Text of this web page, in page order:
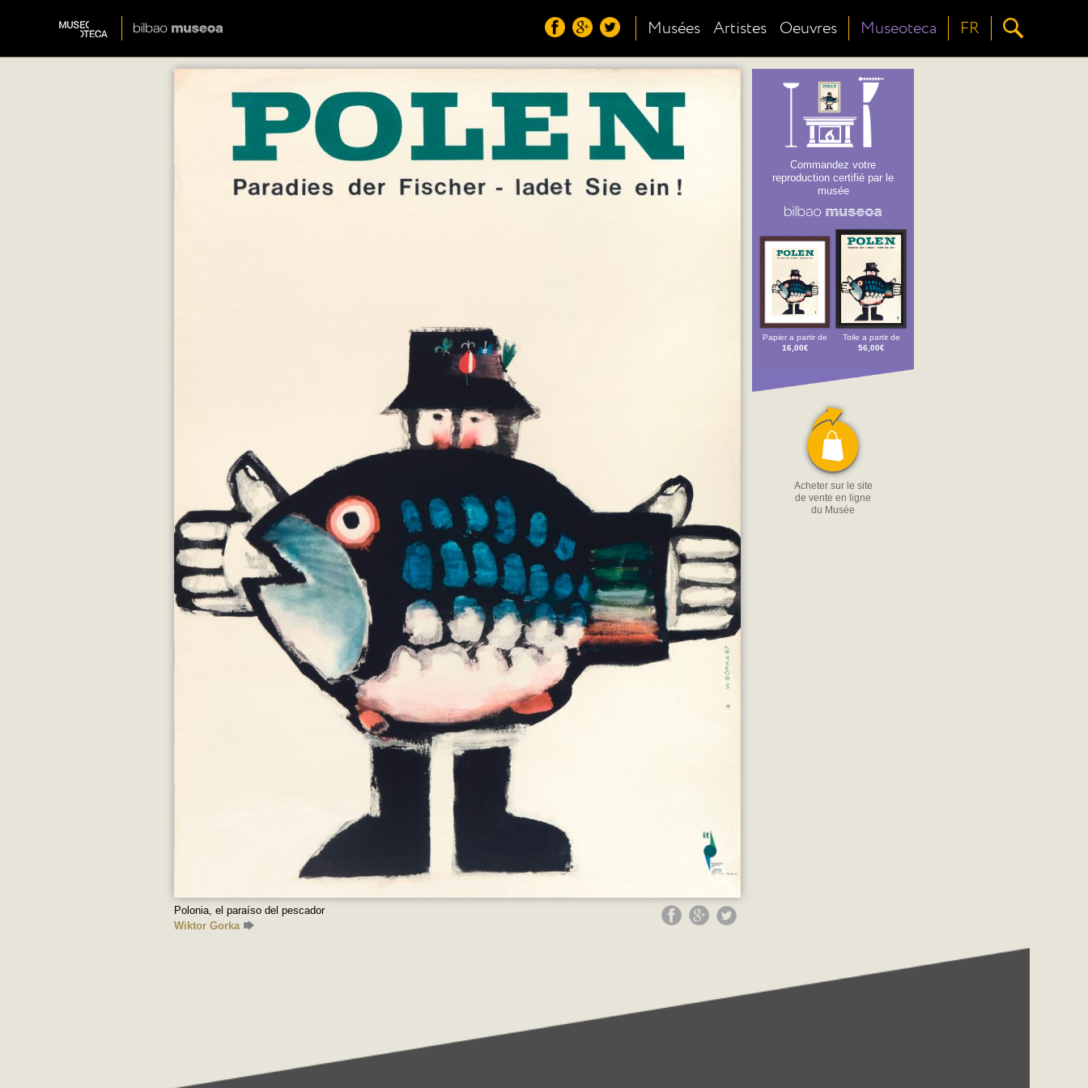
Musées Artistes Oeuvres Museoteca FR
Polonia, el paraíso del pescador
Wiktor Gorka
Commandez votre
reproduction certifié par le
musée
Papier a partir de
16,00€
Toile a partir de
56,00€
Acheter sur le site
de vente en ligne
du Musée